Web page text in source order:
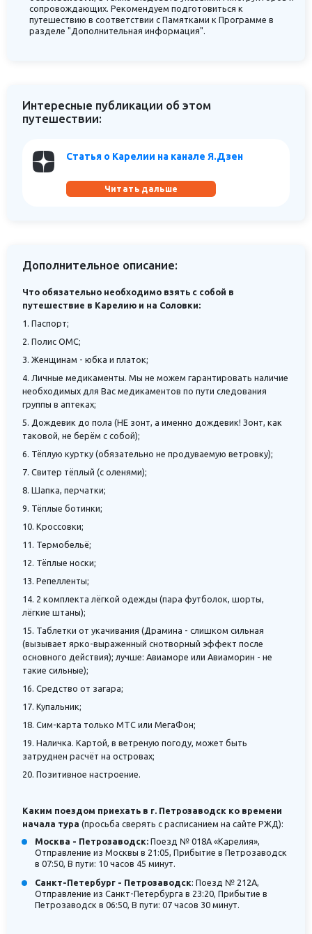
сопровождающих. Рекомендуем подготовиться к
путешествию в соответствии с Памятками к Программе в
разделе "Дополнительная информация".
Интересные публикации об этом
путешествии:
Статья о Карелии на канале Я.Дзен
Читать дальше
Дополнительное описание:
Что обязательно необходимо взять с собой в
путешествие в Карелию и на Соловки:
1. Паспорт;
2. Полис ОМС;
3. Женщинам - юбка и платок;
4. Личные медикаменты. Мы не можем гарантировать наличие
необходимых для Вас медикаментов по пути следования
группы в аптеках;
5. Дождевик до пола (НЕ зонт, а именно дождевик! Зонт, как
таковой, не берём с собой);
6. Тёплую куртку (обязательно не продуваемую ветровку);
7. Свитер тёплый (с оленями);
8. Шапка, перчатки;
9. Тёплые ботинки;
10. Кроссовки;
11. Термобельё;
12. Тёплые носки;
13. Репелленты;
14. 2 комплекта лёгкой одежды (пара футболок, шорты,
лёгкие штаны);
15. Таблетки от укачивания (Драмина - слишком сильная
(вызывает ярко-выраженный снотворный эффект после
основного действия); лучше: Авиаморе или Авиаморин - не
такие сильные);
16. Средство от загара;
17. Купальник;
18. Сим-карта только МТС или МегаФон;
19. Наличка. Картой, в ветреную погоду, может быть
затруднен расчёт на островах;
20. Позитивное настроение.
Каким поездом приехать в г. Петрозаводск ко времени
начала тура(просьба сверять с расписанием на сайте РЖД):
Москва - Петрозаводск: Поезд № 018А «Карелия»,
Отправление из Москвы в 21:05, Прибытие в Петрозаводск
в 07:50, В пути: 10 часов 45 минут.
Санкт-Петербург - Петрозаводск: Поезд № 212А,
Отправление из Санкт-Петербурга в 23:20, Прибытие в
Петрозаводск в 06:50, В пути: 07 часов 30 минут.